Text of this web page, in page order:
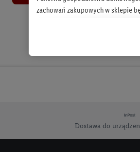
Dostawa do
zachowań zakupowych w sklepie
Tworzenie spersonalizowanych
informacji z konta klienta - np.
urządzenia końcowe i usługi
przetwarzanie odbywa się
opracowywania ofert oraz